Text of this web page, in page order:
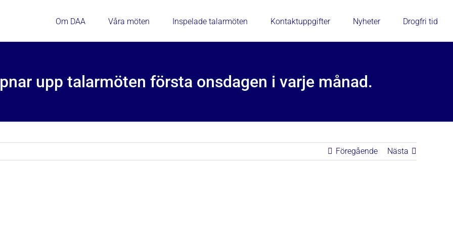
Om DAA Våra möten Inspelade talarmöten Kontaktuppgifter Nyheter Drogfri tid
upp talarmöten första onsdagen i varje månad.
Föregående Nästa